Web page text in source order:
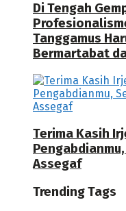
Di Tengah
Tanggamus
Bermartabat
Terima Kasih
Assegaf
Trending Tags